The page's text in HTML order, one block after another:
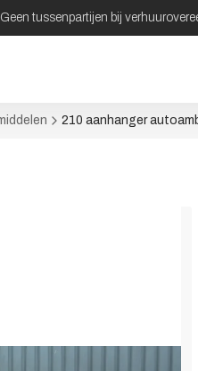
Geen tussenpartijen bij
210 aanhanger